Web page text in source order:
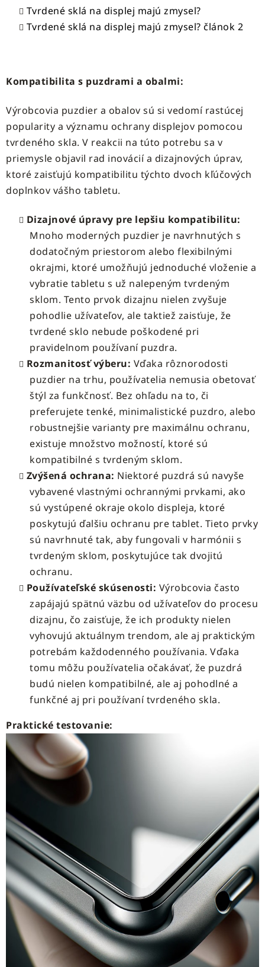
Tvrdené sklá na displej majú zmysel?
Tvrdené sklá na displej majú zmysel? článok 2
Kompatibilita s puzdrami a obalmi:
Výrobcovia puzdier a obalov sú si vedomí rastúcej
popularity a významu ochrany displejov pomocou
tvrdeného skla. V reakcii na túto potrebu sa v
priemysle objavil rad inovácií a dizajnových úprav,
ktoré zaisťujú kompatibilitu týchto dvoch kľúčových
doplnkov vášho tabletu.
Dizajnové úpravy pre lepšiu kompatibilitu:
Mnoho moderných puzdier je navrhnutých s
dodatočným priestorom alebo flexibilnými
okrajmi, ktoré umožňujú jednoduché vloženie a
vybratie tabletu s už nalepeným tvrdeným
sklom. Tento prvok dizajnu nielen zvyšuje
pohodlie užívateľov, ale taktiež zaisťuje, že
tvrdené sklo nebude poškodené pri
pravidelnom používaní puzdra.
Rozmanitosť výberu: Vďaka rôznorodosti
puzdier na trhu, používatelia nemusia obetovať
štýl za funkčnosť. Bez ohľadu na to, či
preferujete tenké, minimalistické puzdro, alebo
robustnejšie varianty pre maximálnu ochranu,
existuje množstvo možností, ktoré sú
kompatibilné s tvrdeným sklom.
Zvýšená ochrana: Niektoré puzdrá sú navyše
vybavené vlastnými ochrannými prvkami, ako
sú vystúpené okraje okolo displeja, ktoré
poskytujú ďalšiu ochranu pre tablet. Tieto prvky
sú navrhnuté tak, aby fungovali v harmónii s
tvrdeným sklom, poskytujúce tak dvojitú
ochranu.
Používateľské skúsenosti: Výrobcovia často
zapájajú spätnú väzbu od užívateľov do procesu
dizajnu, čo zaisťuje, že ich produkty nielen
vyhovujú aktuálnym trendom, ale aj praktickým
potrebám každodenného používania. Vďaka
tomu môžu používatelia očakávať, že puzdrá
budú nielen kompatibilné, ale aj pohodlné a
funkčné aj pri používaní tvrdeného skla.
Praktické testovanie: